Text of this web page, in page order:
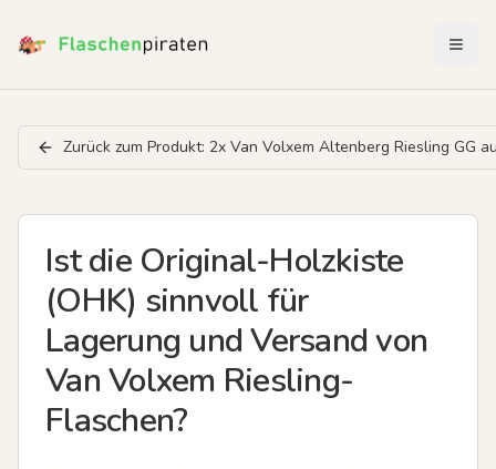
Zurück zum Produkt: 2x Van Volxem Altenberg Riesling GG
Ist die Original-Holzkiste
(OHK) sinnvoll für
Lagerung und Versand von
Van Volxem Riesling-
Flaschen?